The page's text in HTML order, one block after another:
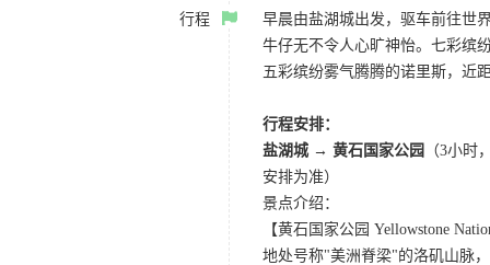
行程
早晨由盐湖城出发，驱车前往世
牛仔无不令人心旷神怡。七彩缤
五彩缤纷雾气腾腾的诺里斯，近
行程安排：
盐湖城 → 黄石国家公园
（3小时
安排为准）
景点介绍：
【黄石国家公园 Yellowstone
地处号称"美洲脊梁"的洛矶山脉